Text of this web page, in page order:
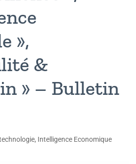
»,
&
» – Bulletin
, Intelligence Economique